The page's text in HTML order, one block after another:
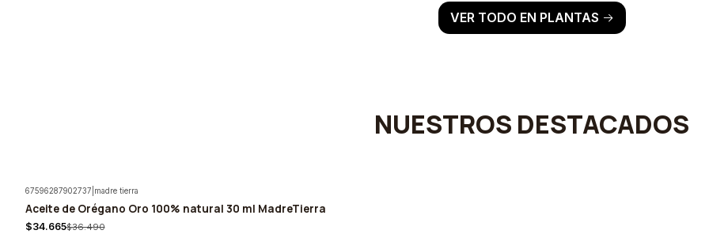
VER TODO EN PLANTAS
NUESTROS DESTACADOS
-5%
67596287902737 madre tierra
Aceite de Orégano Oro 100% natural 30 ml MadreTierra
$34.665$36.490